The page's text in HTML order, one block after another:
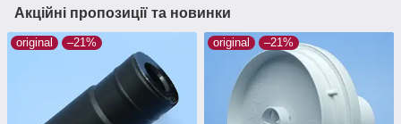
Акційні пропозиції та новинки
original –21% original –21%